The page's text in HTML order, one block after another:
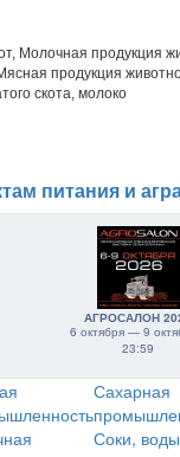
Молочная продукция
продукция
скота, молоко
питания и
АГРОСАЛОН
6 октября — 9
23:59
Сахарная
Соки,